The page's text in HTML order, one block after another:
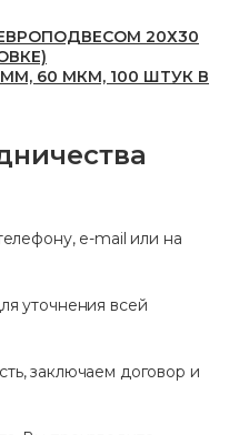
20Х30
60 МКМ, 100 ШТУК В
e-mail или на
уточнения всей
заключаем договор и